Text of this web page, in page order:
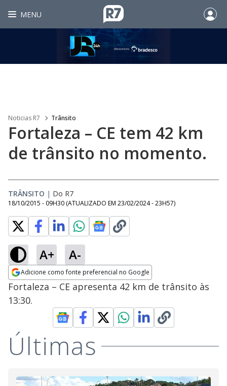
MENU
Noticias R7 Trânsito
Fortaleza – CE tem 42 km
de trânsito no momento.
TRÂNSITO | Do R7
18/10/2015 - 09H30 (ATUALIZADO EM 23/02/2024 - 23H57)
A+ A-
Adicione como fonte preferencial no Google
Opens in new window
Fortaleza – CE apresenta 42 km de trânsito às
13:30.
Últimas